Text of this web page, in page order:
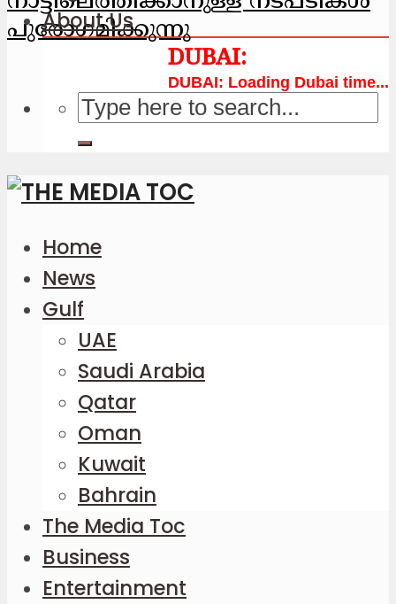
പുരോഗമിക്കുന്നു
Loading Dubai time...
About Us
Home
News
Gulf
UAE
Saudi Arabia
Qatar
Oman
Kuwait
Bahrain
The Media Toc
Business
Entertainment